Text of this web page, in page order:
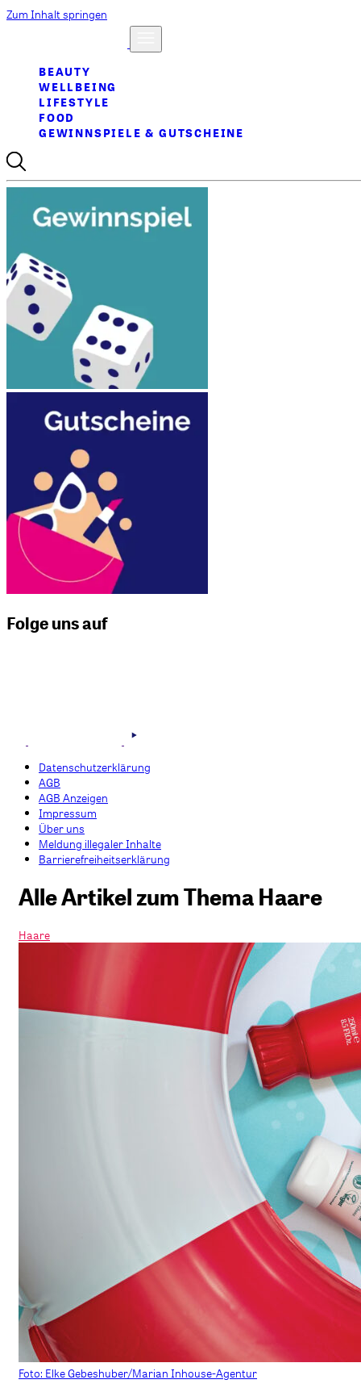
Zum Inhalt springen
BEAUTY
WELLBEING
LIFESTYLE
FOOD
GEWINNSPIELE & GUTSCHEINE
Folge uns auf
Datenschutzerklärung
AGB
AGB Anzeigen
Impressum
Über uns
Meldung illegaler Inhalte
Barrierefreiheitserklärung
Alle Artikel zum Thema Haare
Haare
Foto: Elke Gebeshuber/Marian Inhouse-Agentur